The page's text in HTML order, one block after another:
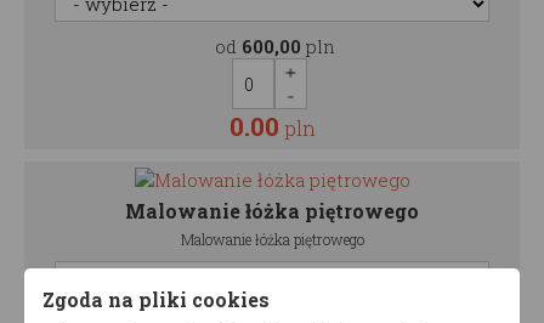
od 600,00 pln
0.00 pln
Malowanie łóżka piętrowego
Malowanie łóżka piętrowego
Zgoda na pliki cookies